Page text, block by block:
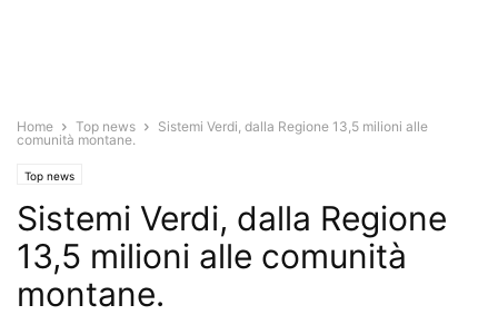
Home Top news
Sistemi Verdi, dalla Regione 13,5 milioni alle
comunità montane.
Top news
Sistemi Verdi, dalla Regione
13,5 milioni alle comunità
montane.